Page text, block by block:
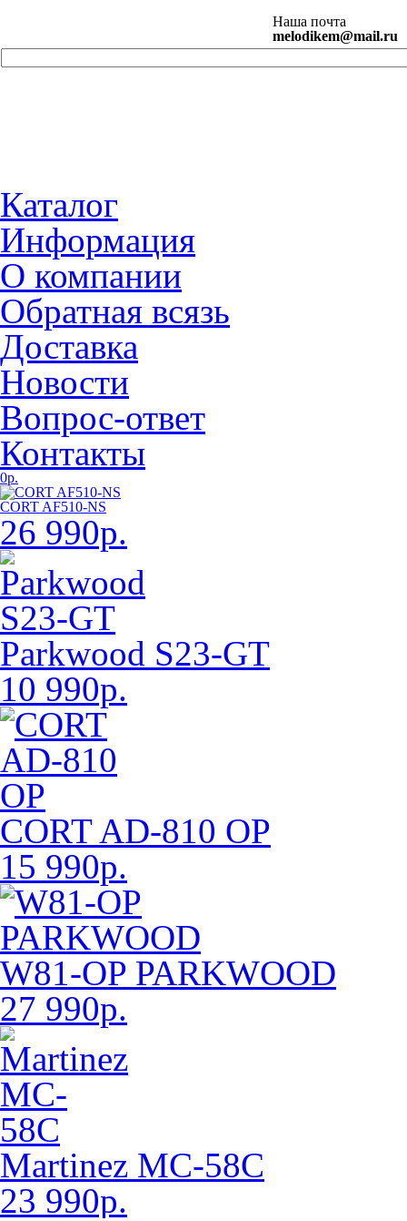
Наша почта
melodikem@mail.ru
Каталог
Информация
О компании
Обратная всязь
Доставка
Новости
Вопрос-ответ
Контакты
0р.
CORT AF510-NS
26 990р.
Parkwood S23-GT
10 990р.
CORT AD-810 OP
15 990р.
W81-OP PARKWOOD
27 990р.
Martinez MC-58C
23 990р.